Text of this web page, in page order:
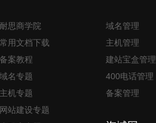
耐思商学院
常用文档下载
备案教程
域名专题
主机专题
网站建设专题
域名管理
主机管理
建站宝盒管理
400电话管理
备案管理